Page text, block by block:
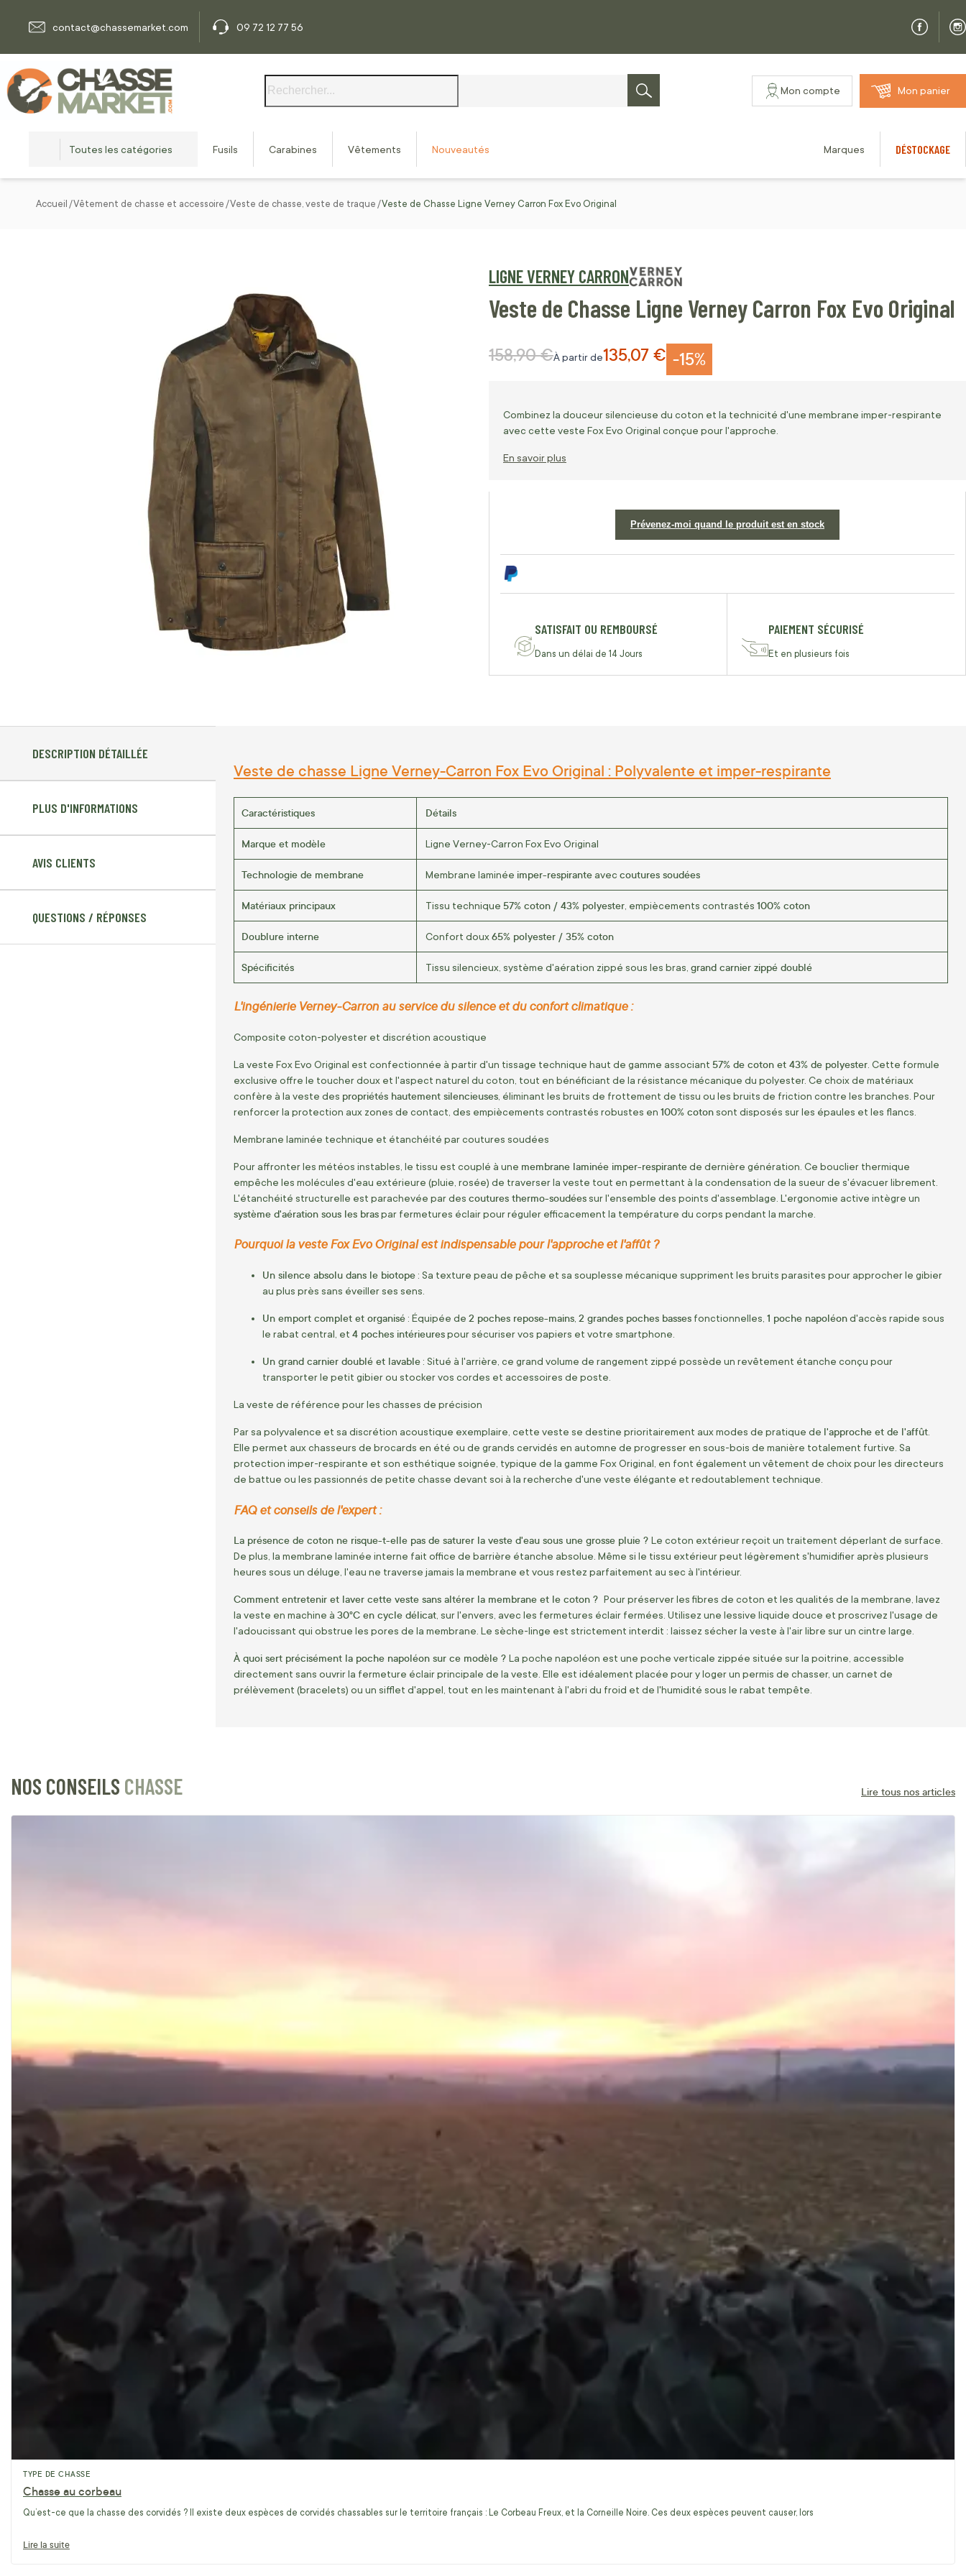
contact@chassemarket.com
09 72 12 77 56
Rechercher
Mon compte Mon panier
Toutes les catégories Fusils Carabines Vêtements Nouveautés Marques DÉSTOCKAGE
Accueil Vêtement de chasse et accessoire Veste de chasse, veste de traque Veste de Chasse Ligne Verney Carron Fox Evo Original
LIGNE VERNEY CARRON
Veste de Chasse Ligne Verney Carron Fox Evo Original
-15%
À partir de135,07 €
Prix normal
158,90 €
Combinez la douceur silencieuse du coton et la technicité d'une membrane imper-respirante
avec cette veste Fox Evo Original conçue pour l'approche.
En savoir plus
Prévenez-moi quand le produit est en stock
SATISFAIT OU REMBOURSÉ
Dans un délai de 14 Jours
PAIEMENT SÉCURISÉ
Et en plusieurs fois
DESCRIPTION DÉTAILLÉE
PLUS D'INFORMATIONS
AVIS CLIENTS
QUESTIONS / RÉPONSES
Veste de chasse Ligne Verney-Carron Fox Evo Original : Polyvalente et imper-respirante
Caractéristiques Détails
Marque et modèle Ligne Verney-Carron Fox Evo Original
Technologie de membrane Membrane laminée imper-respirante avec coutures soudées
Matériaux principaux Tissu technique 57% coton / 43% polyester , empiècements contrastés 100% coton
Doublure interne Confort doux 65% polyester / 35% coton
Spécificités Tissu silencieux, système d'aération zippé sous les bras, grand carnier zippé doublé
L'ingénierie Verney-Carron au service du silence et du confort climatique :
Composite coton-polyester et discrétion acoustique
La veste Fox Evo Original est confectionnée à partir d'un tissage technique haut de gamme associant 57% de coton et 43% de polyester . Cette formule
exclusive offre le toucher doux et l'aspect naturel du coton, tout en bénéficiant de la résistance mécanique du polyester. Ce choix de matériaux
confère à la veste des propriétés hautement silencieuses , éliminant les bruits de frottement de tissu ou les bruits de friction contre les branches. Pour
renforcer la protection aux zones de contact, des empiècements contrastés robustes en 100% coton sont disposés sur les épaules et les flancs.
Membrane laminée technique et étanchéité par coutures soudées
Pour affronter les météos instables, le tissu est couplé à une membrane laminée imper-respirantede dernière génération. Ce bouclier thermique
empêche les molécules d'eau extérieure (pluie, rosée) de traverser la veste tout en permettant à la condensation de la sueur de s'évacuer librement.
L'étanchéité structurelle est parachevée par des coutures thermo-soudées sur l'ensemble des points d'assemblage. L'ergonomie active intègre un
système d'aération sous les braspar fermetures éclair pour réguler efficacement la température du corps pendant la marche.
Pourquoi la veste Fox Evo Original est indispensable pour l'approche et l'affût ?
Un silence absolu dans le biotope : Sa texture peau de pêche et sa souplesse mécanique suppriment les bruits parasites pour approcher le gibier
au plus près sans éveiller ses sens.
Un emport complet et organisé : Équipée de 2 poches repose-mains 2 grandes poches basses fonctionnelles, 1 poche napoléond'accès rapide sous
le rabat central, et 4 poches intérieurespour sécuriser vos papiers et votre smartphone.
Un grand carnier doublé et lavable : Situé à l'arrière, ce grand volume de rangement zippé possède un revêtement étanche conçu pour
transporter le petit gibier ou stocker vos cordes et accessoires de poste.
La veste de référence pour les chasses de précision
Par sa polyvalence et sa discrétion acoustique exemplaire, cette veste se destine prioritairement aux modes de pratique de l'approche et de l'affût
Elle permet aux chasseurs de brocards en été ou de grands cervidés en automne de progresser en sous-bois de manière totalement furtive. Sa
protection imper-respirante et son esthétique soignée, typique de la gamme Fox Original, en font également un vêtement de choix pour les directeurs
de battue ou les passionnés de petite chasse devant soi à la recherche d'une veste élégante et redoutablement technique.
FAQ et conseils de l'expert :
La présence de coton ne risque-t-elle pas de saturer la veste d'eau sous une grosse pluie ? Le coton extérieur reçoit un traitement déperlant de surface.
De plus, la membrane laminée interne fait office de barrière étanche absolue. Même si le tissu extérieur peut légèrement s'humidifier après plusieurs
heures sous un déluge, l'eau ne traverse jamais la membrane et vous restez parfaitement au sec à l'intérieur.
Comment entretenir et laver cette veste sans altérer la membrane et le coton ? Pour préserver les fibres de coton et les qualités de la membrane, lavez
la veste en machine à 30°C en cycle délicat, sur l'envers, avec les fermetures éclair fermées. Utilisez une lessive liquide douce et proscrivez l'usage de
l'adoucissant qui obstrue les pores de la membrane. Le sèche-linge est strictement interdit : laissez sécher la veste à l'air libre sur un cintre large.
À quoi sert précisément la poche napoléon sur ce modèle ? La poche napoléon est une poche verticale zippée située sur la poitrine, accessible
directement sans ouvrir la fermeture éclair principale de la veste. Elle est idéalement placée pour y loger un permis de chasser, un carnet de
prélèvement (bracelets) ou un sifflet d'appel, tout en les maintenant à l'abri du froid et de l'humidité sous le rabat tempête.
NOS CONSEILS CHASSE Lire tous nos articles
TYPE DE CHASSE
Chasse au corbeau
Qu’est-ce que la chasse des corvidés ? Il existe deux espèces de corvidés chassables sur le territoire français : Le Corbeau Freux, et la Corneille Noire. Ces deux espèces peuvent causer, lors
Lire la suite